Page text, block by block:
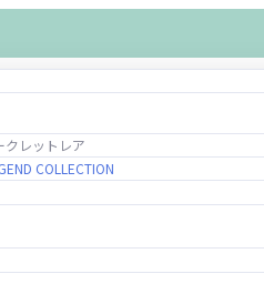
クレットレア
COLLECTION